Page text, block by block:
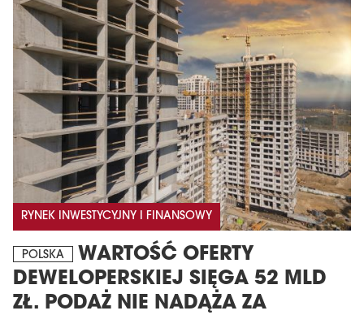
RYNEK INWESTYCYJNY I FINANSOWY
POLSKA
WARTOŚĆ OFERTY
DEWELOPERSKIEJ SIĘGA 52 MLD
ZŁ. PODAŻ NIE NADĄŻA ZA
MAGAZYN
Wydanie 6 (308)
CZERWIEC 2026
Więcej w tym wydaniu
arrow_forward
Zamów teraz!